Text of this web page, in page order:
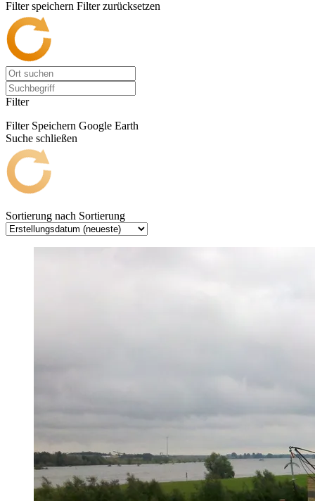
Filter speichern Filter zurücksetzen
Filter
Filter Speichern Google Earth
Suche schließen
Sortierung nach Sortierung